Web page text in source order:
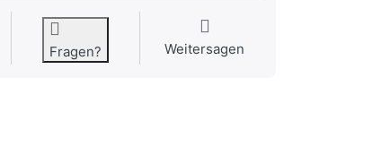
Fragen? Weitersagen